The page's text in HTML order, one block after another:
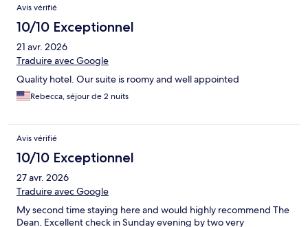
Avis vérifié
10/10 Exceptionnel
21 avr. 2026
Traduire avec Google
Quality hotel. Our suite is roomy and well appointed
Rebecca, séjour de 2 nuits
Avis vérifié
10/10 Exceptionnel
27 avr. 2026
Traduire avec Google
My second time staying here and would highly recommend The
Dean. Excellent check in Sunday evening by two very